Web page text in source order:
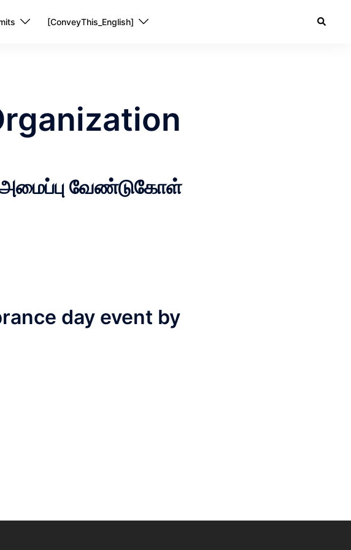
[ConveyThis_English]
அமைப்பு வேண்டுகோள்
day event by